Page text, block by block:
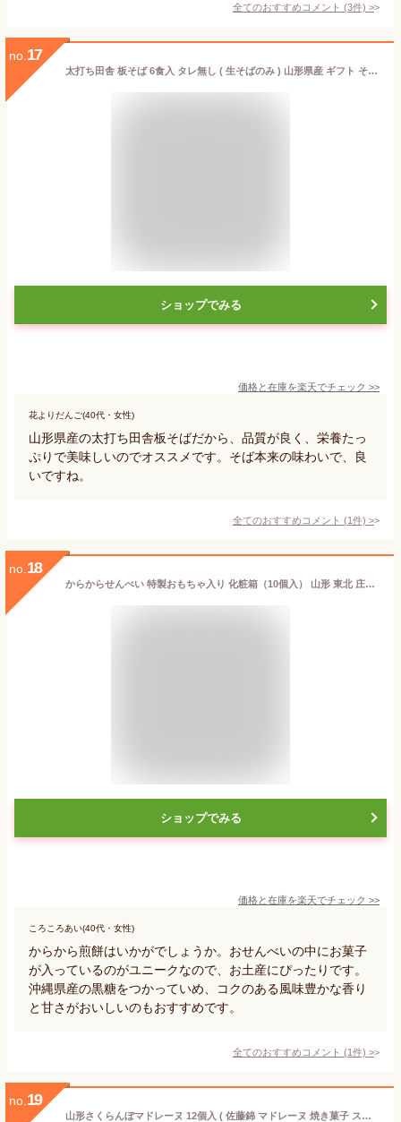
全てのおすすめコメント (3件) >
no. 17
太打ち田舎 板そば 6食入 タレ無し ( 生そばのみ ) 山形県産 ギフト そば街道 食べ物 お取り寄せ
ショップでみる
価格と在庫を楽天でチェック >>
花よりだんご(40代・女性)
山形県産の太打ち田舎板そばだから、品質が良く、栄養たっ
ぷりで美味しいのでオススメです。そば本来の味わいで、良
いですね。
全てのおすすめコメント (1件) >
no. 18
からからせんべい 特製おもちゃ入り 化粧箱（10個入） 山形 東北 庄内 ギフト お土産 せんべい おもちゃ 銘菓 宇佐美煎餅店
ショップでみる
価格と在庫を楽天でチェック >>
ころころあい(40代・女性)
からから煎餅はいかがでしょうか。おせんべいの中にお菓子
が入っているのがユニークなので、お土産にぴったりです。
沖縄県産の黒糖をつかっていめ、コクのある風味豊かな香り
と甘さがおいしいのもおすすめです。
全てのおすすめコメント (1件) >
no. 19
山形さくらんぼマドレーヌ 12個入 ( 佐藤錦 マドレーヌ 焼き菓子 スイーツ お菓子 ギフト プレゼント 個包装 お返し 焼き菓子 山形 お土産 手土産 洋菓子 お取り寄せ )